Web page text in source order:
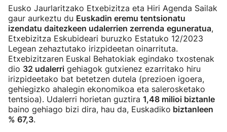
Eusko Jaurlaritzako Etxebizitza eta Hiri Agenda Sailak
gaur aurkeztu du Euskadin eremu tentsionatu
izendatu daitezkeen udalerrien zerrenda eguneratua,
Etxebizitza Eskubideari buruzko Estatuko 12/2023
Legean zehaztutako irizpideetan oinarrituta.
Etxebizitzaren Euskal Behatokiak egindako txostenak
dio 32 udalerri gehiagok gutxienez ezarritako hiru
irizpideetako bat betetzen dutela (prezioen igoera,
gehiegizko ahalegin ekonomikoa eta salerosketako
tentsioa). Udalerri horietan guztira 1,48 milioi biztanle
baino gehiago bizi dira, hau da, Euskadiko biztanleen
% 67,3.